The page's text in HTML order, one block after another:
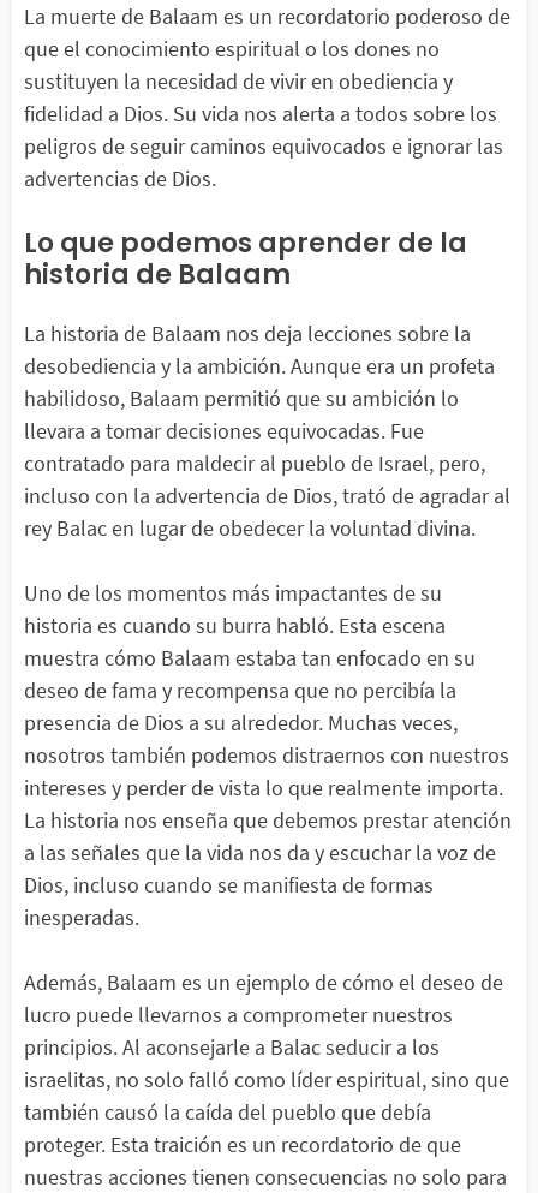
La muerte de Balaam es un recordatorio poderoso de
que el conocimiento espiritual o los dones no
sustituyen la necesidad de vivir en obediencia y
fidelidad a Dios. Su vida nos alerta a todos sobre los
peligros de seguir caminos equivocados e ignorar las
advertencias de Dios.
Lo que podemos aprender de la
historia de Balaam
La historia de Balaam nos deja lecciones sobre la
desobediencia y la ambición. Aunque era un profeta
habilidoso, Balaam permitió que su ambición lo
llevara a tomar decisiones equivocadas. Fue
contratado para maldecir al pueblo de Israel, pero,
incluso con la advertencia de Dios, trató de agradar al
rey Balac en lugar de obedecer la voluntad divina.
Uno de los momentos más impactantes de su
historia es cuando su burra habló. Esta escena
muestra cómo Balaam estaba tan enfocado en su
deseo de fama y recompensa que no percibía la
presencia de Dios a su alrededor. Muchas veces,
nosotros también podemos distraernos con nuestros
intereses y perder de vista lo que realmente importa.
La historia nos enseña que debemos prestar atención
a las señales que la vida nos da y escuchar la voz de
Dios, incluso cuando se manifiesta de formas
inesperadas.
Además, Balaam es un ejemplo de cómo el deseo de
lucro puede llevarnos a comprometer nuestros
principios. Al aconsejarle a Balac seducir a los
israelitas, no solo falló como líder espiritual, sino que
también causó la caída del pueblo que debía
proteger. Esta traición es un recordatorio de que
nuestras acciones tienen consecuencias no solo para